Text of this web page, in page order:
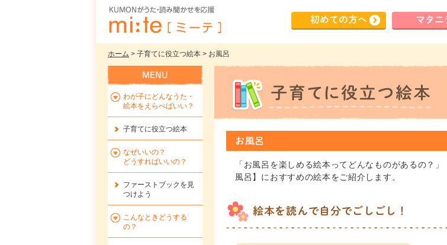
初めての方へ マタ ニ
ホーム > 子育てに役立つ絵本 > お風呂
お風呂
「お風呂を楽しめる絵本ってどんなものがあるの？
風呂】におすすめの絵本をご紹介します。
絵本を読んで自分でごしごし！
わが子にどんなうた・
絵本をえらべばいい？
子育てに役立つ絵本
なぜいいの？
どうすればいいの？
ファーストブックを 見
つけよう
こんなときどうする
の？